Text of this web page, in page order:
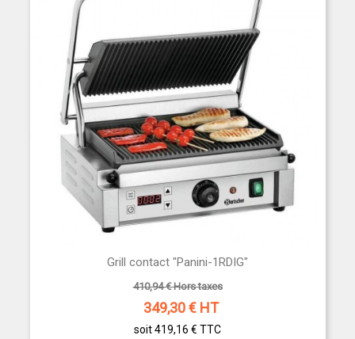
Grill contact "Panini-1RDIG"
410,94 € Hors taxes
349,30€ HT
soit 419,16 € TTC